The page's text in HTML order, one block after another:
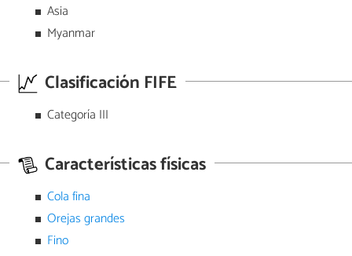
Asia
Myanmar
Clasificación FIFE
Categoría III
Características físicas
Cola fina
Orejas grandes
Fino